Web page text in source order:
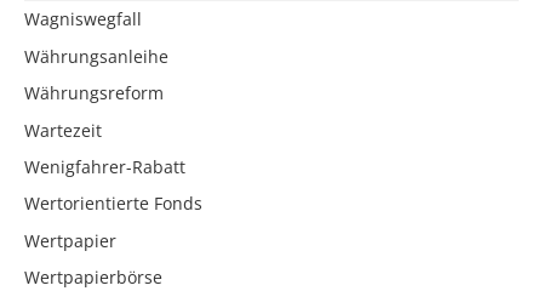
Wagniswegfall
Währungsanleihe
Währungsreform
Wartezeit
Wenigfahrer-Rabatt
Wertorientierte Fonds
Wertpapier
Wertpapierbörse